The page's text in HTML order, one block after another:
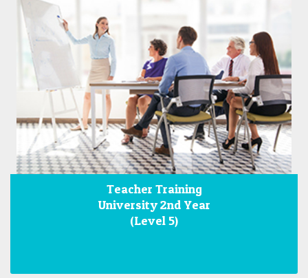
Teacher Training
University 2nd Year
(Level 5)